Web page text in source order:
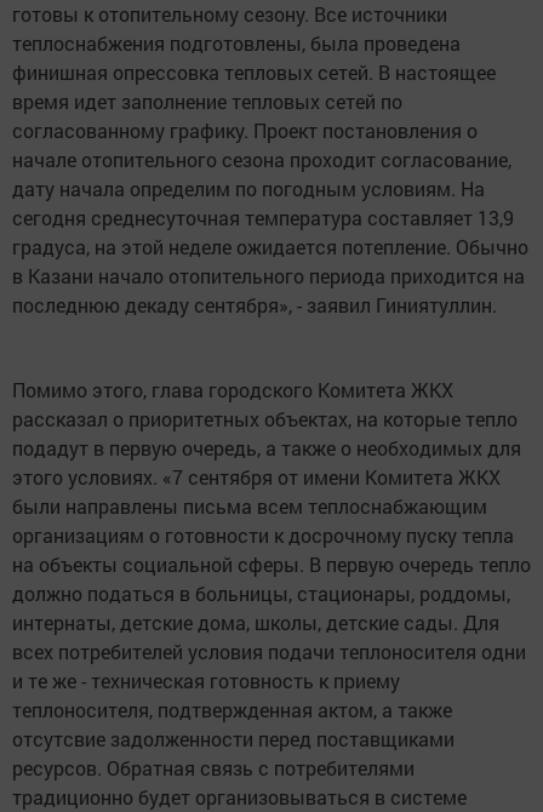
готовы к отопительному сезону. Все источники
теплоснабжения подготовлены, была проведена
финишная опрессовка тепловых сетей. В настоящее
время идет заполнение тепловых сетей по
согласованному графику. Проект постановления о
начале отопительного сезона проходит согласование,
дату начала определим по погодным условиям. На
сегодня среднесуточная температура составляет 13,9
градуса, на этой неделе ожидается потепление. Обычно
в Казани начало отопительного периода приходится на
последнюю декаду сентября», - заявил Гиниятуллин.
Помимо этого, глава городского Комитета ЖКХ
рассказал о приоритетных объектах, на которые тепло
подадут в первую очередь, а также о необходимых для
этого условиях. «7 сентября от имени Комитета ЖКХ
были направлены письма всем теплоснабжающим
организациям о готовности к досрочному пуску тепла
на объекты социальной сферы. В первую очередь тепло
должно податься в больницы, стационары, роддомы,
интернаты, детские дома, школы, детские сады. Для
всех потребителей условия подачи теплоносителя одни
и те же - техническая готовность к приему
теплоносителя, подтвержденная актом, а также
отсутсвие задолженности перед поставщиками
ресурсов. Обратная связь с потребителями
традиционно будет организовываться в системе